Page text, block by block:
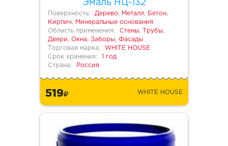
Эмаль НЦ-132
Поверхность:
Дерево, Металл, Бетон,
Кирпич, Минеральные основания
Область применения:
Стены, Трубы,
Двери, Окна, Заборы, Фасады
Торговая марка:
WHITE HOUSE
Срок хранения:
1 год
Страна:
Россия
519 WHITE HOUSE